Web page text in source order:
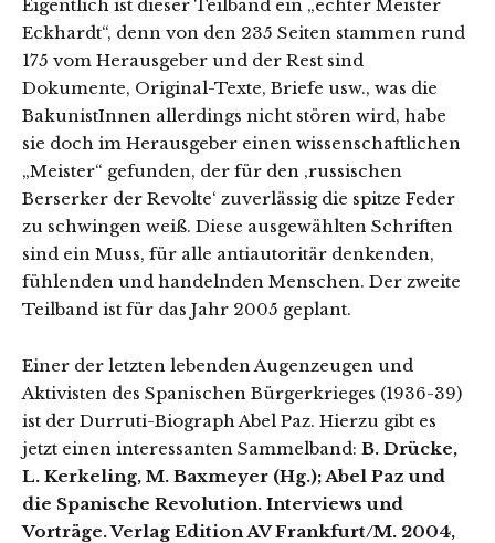
Eigentlich ist dieser Teilband ein „echter Meister
Eckhardt“, denn von den 235 Seiten stammen rund
175 vom Herausgeber und der Rest sind
Dokumente, Original-Texte, Briefe usw., was die
BakunistInnen allerdings nicht stören wird, habe
sie doch im Herausgeber einen wissenschaftlichen
„Meister“ gefunden, der für den ‚russischen
Berserker der Revolte‘ zuverlässig die spitze Feder
zu schwingen weiß. Diese ausgewählten Schriften
sind ein Muss, für alle antiautoritär denkenden,
fühlenden und handelnden Menschen. Der zweite
Teilband ist für das Jahr 2005 geplant.
Einer der letzten lebenden Augenzeugen und
Aktivisten des Spanischen Bürgerkrieges (1936-39)
ist der Durruti-Biograph Abel Paz. Hierzu gibt es
jetzt einen interessanten Sammelband: B. Drücke,
L. Kerkeling, M. Baxmeyer (Hg.); Abel Paz und
die Spanische Revolution. Interviews und
Vorträge. Verlag Edition AV Frankfurt/M. 2004,